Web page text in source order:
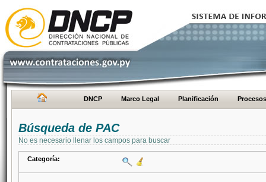
DNCP Marco Legal Planificación Procesos
Búsqueda de PAC
No es necesario llenar los campos para buscar
Categoría: